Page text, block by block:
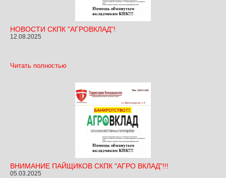
НОВОСТИ СКПК "АГРОВКЛАД"!
12.08.2025
Читать полностью
ВНИМАНИЕ ПАЙЩИКОВ СКПК "АГРО ВКЛАД"!!!
05.03.2025